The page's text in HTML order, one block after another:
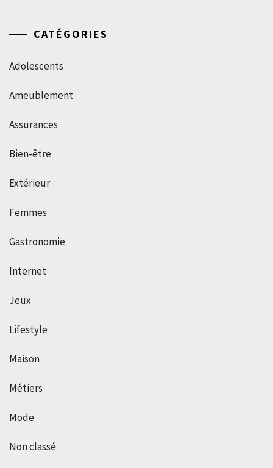
CATÉGORIES
Adolescents
Ameublement
Assurances
Bien-être
Extérieur
Femmes
Gastronomie
Internet
Jeux
Lifestyle
Maison
Métiers
Mode
Non classé